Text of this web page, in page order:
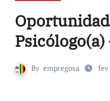
By empregosa fev